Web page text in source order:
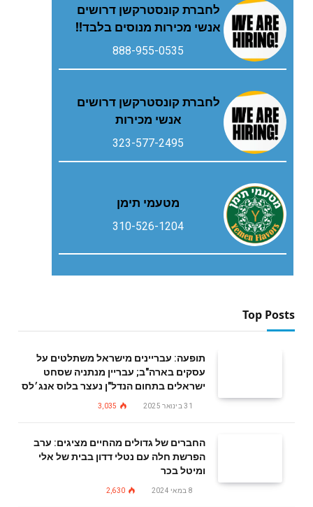
לחברת קונסטרקשן דרושים
אנשי מכירות מנוסים בלבד!!
888-955-0535
לחברת קונסטרקשן דרושים
אנשי מכירות
323-577-2495
מטעמי תימן
310-526-1204
Top Posts
תופעה: עבריינים מישראל משתלטים על
עסקים בארה"ב; עבריין מנתניה שסחט
ישראלים בתחום הנדל"ן נעצר בלוס אנג׳לס
31 בינואר 2025 3,035
החברים של גדולים מהחיים מציגים: ערב
הפרשת חלה עם נטלי דדון בבית של אלי
ומיטל בכר
8 במאי 2024 2,630